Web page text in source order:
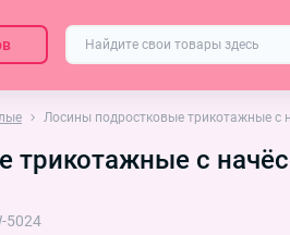
Лосины подростковые трикотажные с
с
5024